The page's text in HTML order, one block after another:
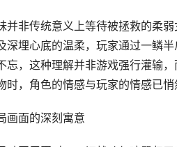
并非传统意义上等待被拯救的柔
深埋心底的温柔，玩家通过一鳞
忘，这种理解并非游戏强行灌输
时，角色的情感与玩家的情感已
画面的深刻寓意